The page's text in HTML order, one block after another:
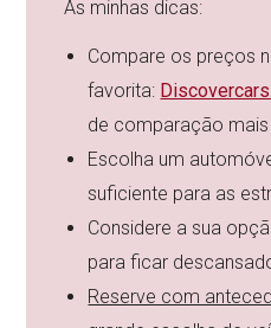
As minhas dicas:
Compare os preços
favorita:
de comparação
Escolha um
suficiente para as
Considere a sua
para ficar
Reserve com